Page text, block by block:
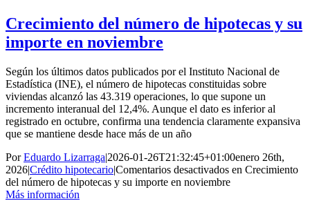
Crecimiento del número de hipotecas y su
importe en noviembre
Según los últimos datos publicados por el Instituto Nacional de
Estadística (INE), el número de hipotecas constituidas sobre
viviendas alcanzó las 43.319 operaciones, lo que supone un
incremento interanual del 12,4%. Aunque el dato es inferior al
registrado en octubre, confirma una tendencia claramente expansiva
que se mantiene desde hace más de un año
PorEduardo Lizarraga|2026-01-26T21:32:45+01:00enero 26th,
2026|Crédito hipotecario|Comentarios desactivados en Crecimiento
del número de hipotecas y su importe en noviembre
Más información